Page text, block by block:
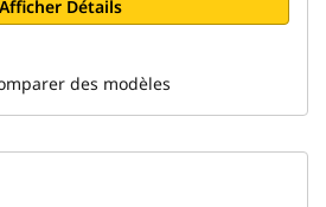
Afficher Détails
des modèles